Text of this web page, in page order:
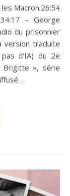
Macron.26:54
– George
du prisonnier
version traduite
d’IA) du 2e
Brigitte », série